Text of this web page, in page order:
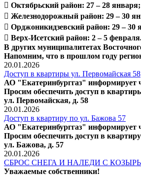
 Октябрьский район: 27 – 28 января;
 Железнодорожный район: 29 – 30
 Орджоникидзевский район: 29 – 30
 Верх-Исетский район: 2 – 5
В других муниципалитетах
Напомним, что в прошлом году
20.01.2026
Доступ в квартиры ул. Первомайская 58
АО "Екатеринбурггаз" информирует
Просим обеспечить доступ в
ул. Первомайская, д. 58
20.01.2026
Доступ в квартиру по ул. Бажова 57
АО "Екатеринбурггаз" информирует
Просим обеспечить доступ в
ул. Бажова, д. 57
20.01.2026
СБРОС СНЕГА И НАЛЕДИ С
Уважаемые собственники!